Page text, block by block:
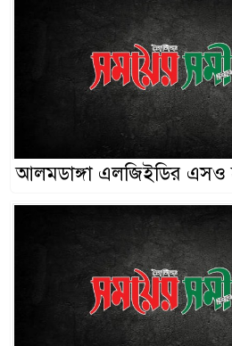
আলমডাঙ্গা এলজিইডির এসও